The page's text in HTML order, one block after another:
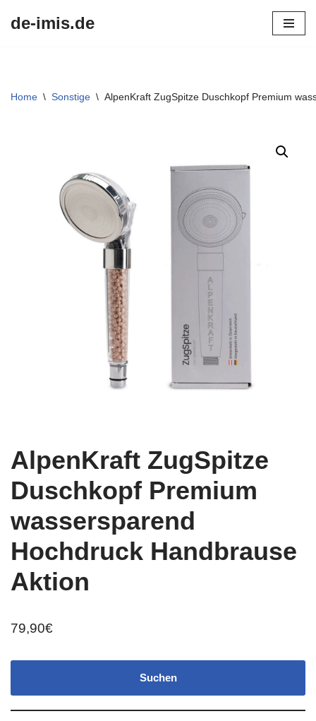
de-imis.de
Home \ Sonstige \ AlpenKraft ZugSpitze Duschkopf Premium
AlpenKraft ZugSpitze
Duschkopf Premium
wassersparend
Hochdruck Handbrause
Aktion
79,90€
Suchen